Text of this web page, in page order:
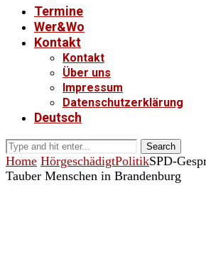
Termine
Wer&Wo
Kontakt
Kontakt
Über uns
Impressum
Datenschutzerklärung
Deutsch
Search
Home HörgeschädigtPolitikSPD-
Tauber Menschen in Brandenburg